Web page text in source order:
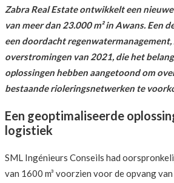
Zabra Real Estate ontwikkelt een
van meer dan 23.000 m² in Awans. Een
een doordacht regenwatermanagement,
overstromingen van 2021, die het
oplossingen hebben aangetoond om
bestaande rioleringsnetwerken te
Een geoptimaliseerde
logistiek
SML Ingénieurs Conseils had
van 1600 m³ voorzien voor de opvang